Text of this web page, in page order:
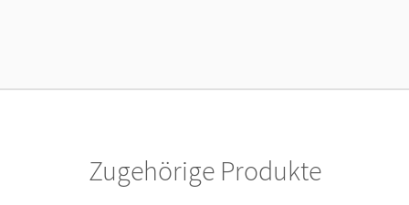
Zugehörige Produkte